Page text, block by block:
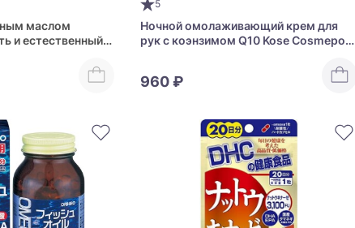
маслом
и естественный
5
Ночной омолаживающий крем для
рук с коэнзимом Q10 Kose Cosmeport
960 ₽